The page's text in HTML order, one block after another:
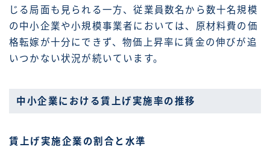
じる局面も見られる一方、従業員数名から数十名規模
の中小企業や小規模事業者においては、原材料費の価
格転嫁が十分にできず、物価上昇率に賃金の伸びが追
いつかない状況が続いています。
中小企業における賃上げ実施率の推移
賃上げ実施企業の割合と水準